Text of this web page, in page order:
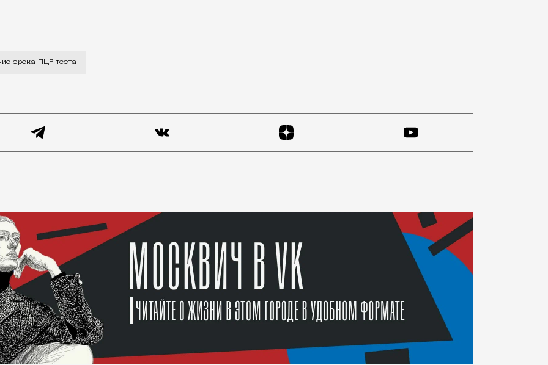
быть приведен в соответствие с федеральным законом. Это и произошло, о чем сегодня Сергей
срока ПЦР-теста